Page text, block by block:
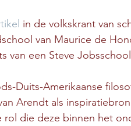
in de volkskrant van
van Maurice de
van een Steve
Duits-Amerikaanse
Arendt als
die deze binnen het